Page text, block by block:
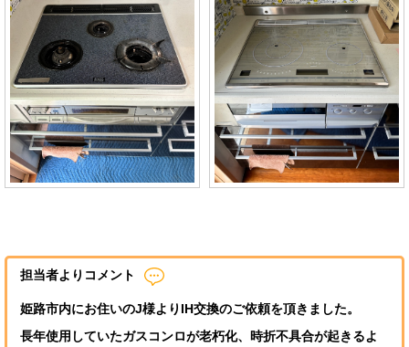
担当者よりコメント
姫路市内にお住いのJ様よりIH交換のご依頼を頂きました。
長年使用していたガスコンロが老朽化、時折不具合が起きるよ